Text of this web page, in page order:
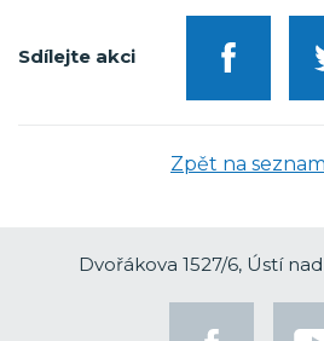
Sdílejte akci
Zpět na
Dvořákova 1527/6, Ústí